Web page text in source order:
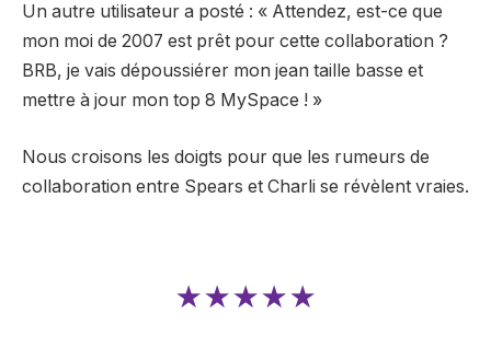
Un autre utilisateur a posté : « Attendez, est-ce que
mon moi de 2007 est prêt pour cette collaboration ?
BRB, je vais dépoussiérer mon jean taille basse et
mettre à jour mon top 8 MySpace ! »
Nous croisons les doigts pour que les rumeurs de
collaboration entre Spears et Charli se révèlent vraies.
★★★★★